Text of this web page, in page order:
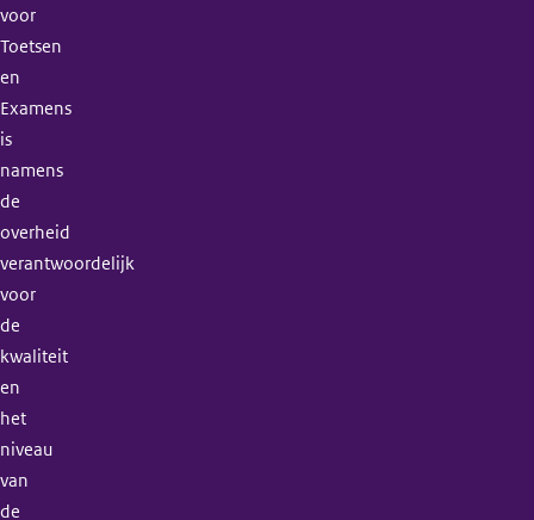
voor
Toetsen
en
Examens
is
namens
de
overheid
verantwoordelijk
voor
de
kwaliteit
en
het
niveau
van
de